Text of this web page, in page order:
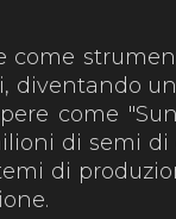
come
diventando
come
di semi
di